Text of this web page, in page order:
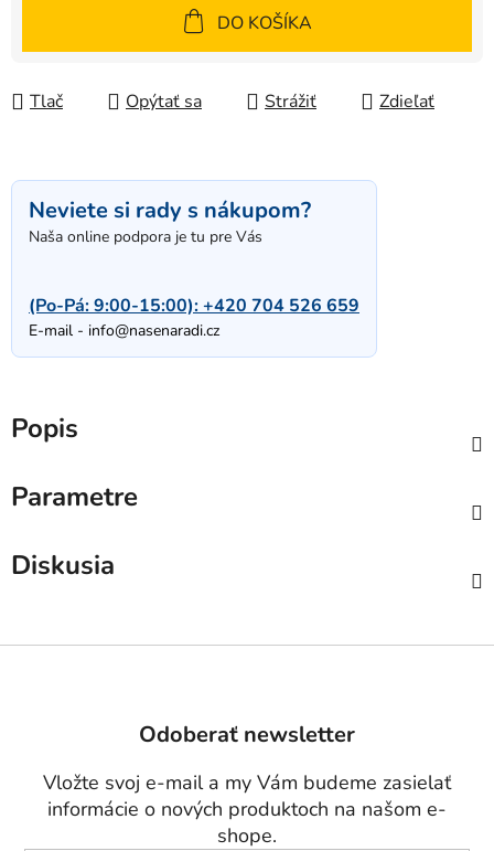
DO KOŠÍKA
Tlač Opýtať sa Strážiť Zdieľať
Neviete si rady s nákupom?
Naša online podpora je tu pre Vás
(Po-Pá: 9:00-15:00):+420 704 526 659
E-mail - info@nasenaradi.cz
Popis
Parametre
Diskusia
Odoberať newsletter
Vložte svoj e-mail a my Vám budeme zasielať
informácie o nových produktoch na našom e-
shope.